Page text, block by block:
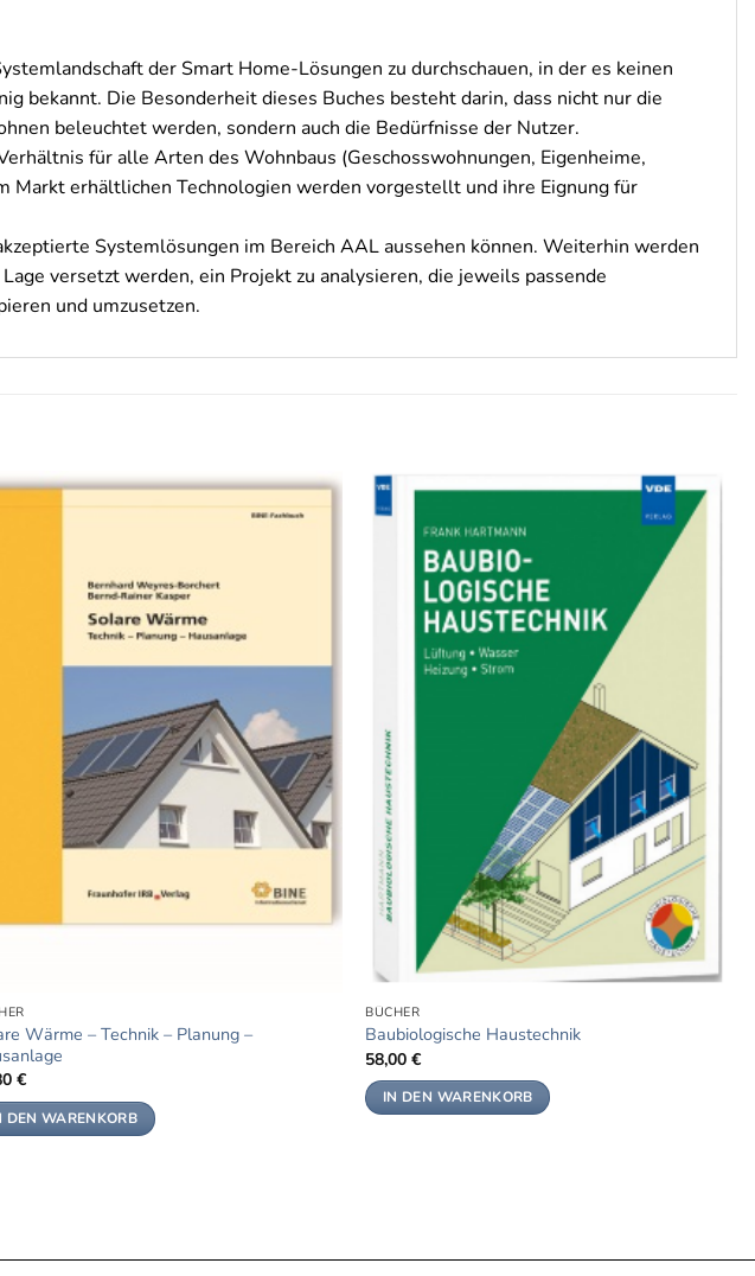
der Smart Home-Lösungen zu durchschauen, in der es keinen
bekannt. Die Besonderheit dieses Buches besteht darin, dass nicht nur die
beleuchtet werden, sondern auch die Bedürfnisse der Nutzer.
für alle Arten des Wohnbaus (Geschosswohnungen, Eigenheime,
Markt erhältlichen Technologien werden vorgestellt und ihre Eignung für
Systemlösungen im Bereich AAL aussehen können. Weiterhin werden
versetzt werden, ein Projekt zu analysieren, die jeweils passende
und umzusetzen.
Wärme – Technik – Planung –
€
DEN WARENKORB
Auf die
Wunschliste
BÜCHER
Baubiologische Haustechnik
58,00€
IN DEN WARENKORB